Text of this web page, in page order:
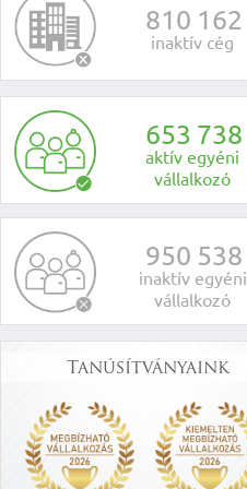
810 162
inaktív cég
653 738
aktív egyéni
vállalkozó
950 538
inaktív egyéni
vállalkozó
Tanúsítványaink